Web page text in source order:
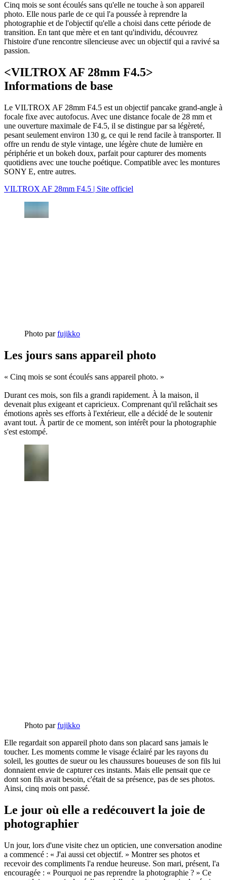
Cinq mois se sont écoulés sans qu'elle ne touche à son appareil
photo. Elle nous parle de ce qui l'a poussée à reprendre la
photographie et de l'objectif qu'elle a choisi dans cette période de
transition. En tant que mère et en tant qu'individu, découvrez
l'histoire d'une rencontre silencieuse avec un objectif qui a ravivé sa
passion.
<VILTROX AF 28mm F4.5>
Informations de base
Le VILTROX AF 28mm F4.5 est un objectif pancake grand-angle à
focale fixe avec autofocus. Avec une distance focale de 28 mm et
une ouverture maximale de F4.5, il se distingue par sa légèreté,
pesant seulement environ 130 g, ce qui le rend facile à transporter. Il
offre un rendu de style vintage, une légère chute de lumière en
périphérie et un bokeh doux, parfait pour capturer des moments
quotidiens avec une touche poétique. Compatible avec les montures
SONY E, entre autres.
VILTROX AF 28mm F4.5 | Site officiel
Photo parfujikko
Les jours sans appareil photo
« Cinq mois se sont écoulés sans appareil photo. »
Durant ces mois, son fils a grandi rapidement. À la maison, il
devenait plus exigeant et capricieux. Comprenant qu'il relâchait ses
émotions après ses efforts à l'extérieur, elle a décidé de le soutenir
avant tout. À partir de ce moment, son intérêt pour la photographie
s'est estompé.
Photo parfujikko
Elle regardait son appareil photo dans son placard sans jamais le
toucher. Les moments comme le visage éclairé par les rayons du
soleil, les gouttes de sueur ou les chaussures boueuses de son fils lui
donnaient envie de capturer ces instants. Mais elle pensait que ce
dont son fils avait besoin, c'était de sa présence, pas de ses photos.
Ainsi, cinq mois ont passé.
Le jour où elle a redécouvert la joie de
photographier
Un jour, lors d'une visite chez un opticien, une conversation anodine
a commencé : « J'ai aussi cet objectif. » Montrer ses photos et
recevoir des compliments l'a rendue heureuse. Son mari, présent, l'a
encouragée : « Pourquoi ne pas reprendre la photographie ? » Ce